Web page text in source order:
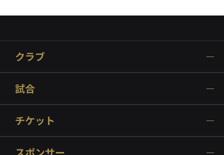
クラブ
試合
チケット